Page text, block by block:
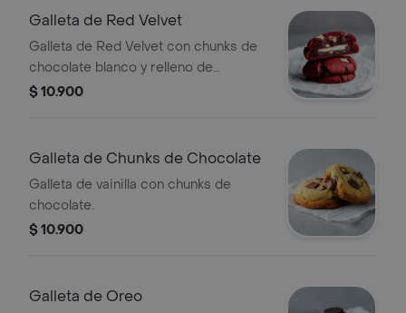
Galleta de Red Velvet
Galleta de Red Velvet con chunks de
chocolate blanco y relleno de
Cheesecake.
$ 10.900
Galleta de Chunks de Chocolate
Galleta de vainilla con chunks de
chocolate.
$ 10.900
Galleta de Oreo